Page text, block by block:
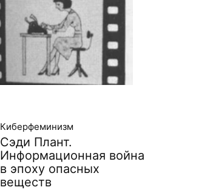
Киберфеминизм
Сэди Плант.
Информационная война
в эпоху опасных
веществ